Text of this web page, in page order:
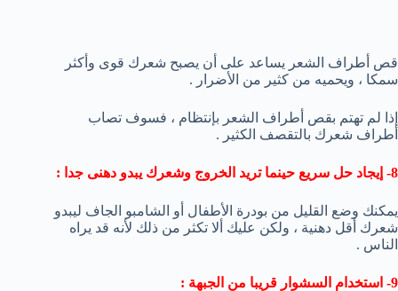
قص أطراف الشعر يساعد على أن يصبح شعرك قوى وأكثر
سمكا ، ويحميه من كثير من الأضرار .
إذا لم تهتم بقص أطراف الشعر بإنتظام ، فسوف تصاب
أطراف شعرك بالتقصف الكثير .
8- إيجاد حل سريع حينما تريد الخروج وشعرك يبدو دهنى جدا :
يمكنك وضع القليل من بودرة الأطفال أو الشامبو الجاف ليبدو
شعرك أقل دهنية ، ولكن عليك ألا تكثر من ذلك لأنه قد يراه
الناس .
9- استخدام السشوار قريبا من الجبهة :